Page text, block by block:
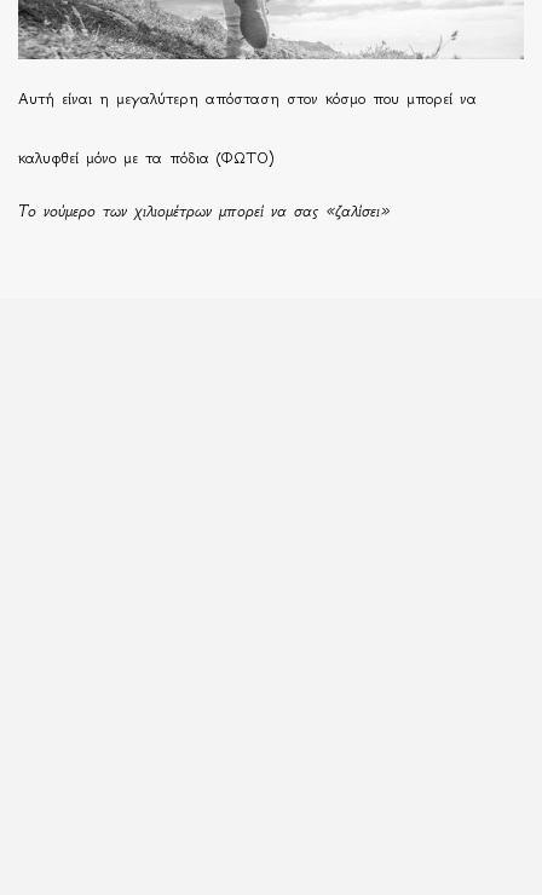
Αυτή είναι η μεγαλύτερη απόσταση στον κόσμο που μπορεί να
καλυφθεί μόνο με τα πόδια (ΦΩΤΟ)
Το νούμερο των χιλιομέτρων μπορεί να σας «ζαλίσει»